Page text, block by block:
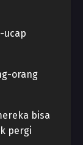
ucap
orang
bisa
pergi